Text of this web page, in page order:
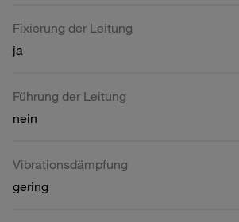
Fixierung der Leitung
ja
Führung der Leitung
nein
Vibrationsdämpfung
gering